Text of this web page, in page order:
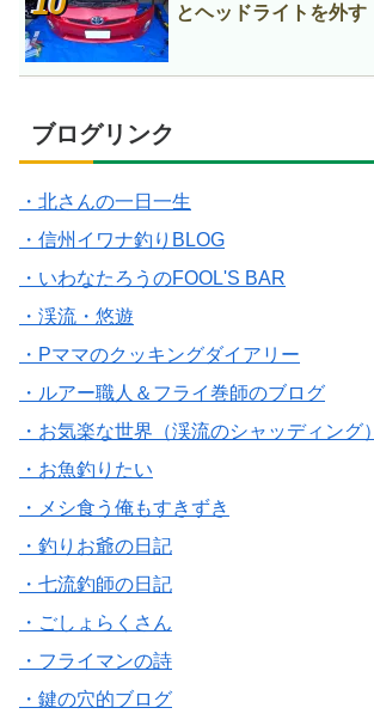
とヘッドライトを外す
ブログリンク
・北さんの一日一生
・信州イワナ釣りBLOG
・いわなたろうのFOOL'S BAR
・渓流・悠遊
・Pママのクッキングダイアリー
・ルアー職人＆フライ巻師のブログ
・お気楽な世界（渓流のシャッディング）
・お魚釣りたい
・メシ食う俺もすきずき
・釣りお爺の日記
・七流釣師の日記
・ごしょらくさん
・フライマンの詩
・鍵の穴的ブログ